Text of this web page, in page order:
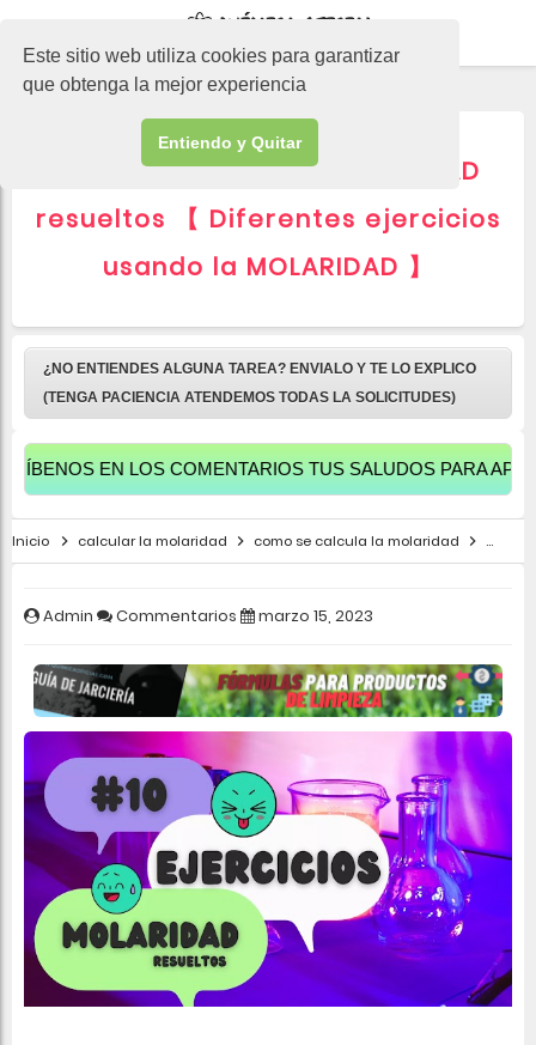
Este sitio web utiliza cookies para garantizar
que obtenga la mejor experiencia
Entiendo y Quitar
▷ 5 Ejercicios de MOLARIDAD
resueltos 【 Diferentes ejercicios
usando la MOLARIDAD 】
¿NO ENTIENDES ALGUNA TAREA? ENVIALO Y TE LO EXPLICO
(TENGA PACIENCIA ATENDEMOS TODAS LA SOLICITUDES)
EN LOS COMENTARIOS TUS SALUDOS PARA APARECER
Inicio calcular la molaridad como se calcula la molaridad
Admin Commentarios marzo 15, 2023